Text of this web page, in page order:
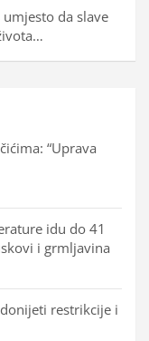
da slave
“Uprava
idu do 41
i grmljavina
restrikcije i